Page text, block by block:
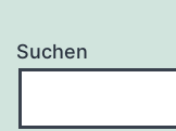
Suchen